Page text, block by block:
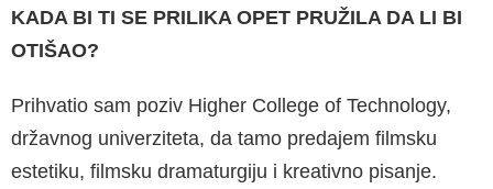
KADA BI TI SE PRILIKA OPET PRUŽILA DA LI BI
OTIŠAO?
Prihvatio sam poziv Higher College of Techno­logy,
državnog univerziteta, da tamo predajem filmsku
estetiku, filmsku dramaturgiju i krea­tivno pisanje.